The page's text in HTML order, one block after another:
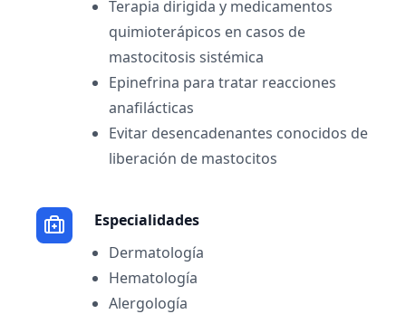
Terapia dirigida y medicamentos
quimioterápicos en casos de
mastocitosis sistémica
Epinefrina para tratar reacciones
anafilácticas
Evitar desencadenantes conocidos de
liberación de mastocitos
Especialidades
Dermatología
Hematología
Alergología